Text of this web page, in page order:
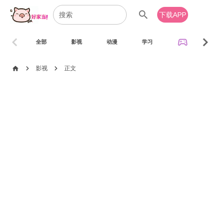
search 下载APP
全部 影视 动漫 学习 sports_esports
chevron_left chevron_right
home chevron_right 影视 chevron_right 正文